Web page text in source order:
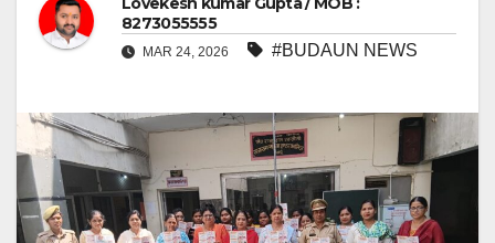
8273055555
MAR 24, 2026 #BUDAUN NEWS